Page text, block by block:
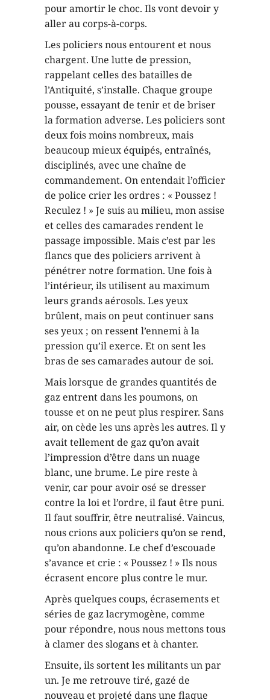
pour amortir le choc. Ils vont devoir y
aller au corps-à-corps.
Les policiers nous entourent et nous
chargent. Une lutte de pression,
rappelant celles des batailles de
l’Antiquité, s’installe. Chaque groupe
pousse, essayant de tenir et de briser
la formation adverse. Les policiers sont
deux fois moins nombreux, mais
beaucoup mieux équipés, entraînés,
disciplinés, avec une chaîne de
commandement. On entendait l’officier
de police crier les ordres : « Poussez !
Reculez ! » Je suis au milieu, mon assise
et celles des camarades rendent le
passage impossible. Mais c’est par les
flancs que des policiers arrivent à
pénétrer notre formation. Une fois à
l’intérieur, ils utilisent au maximum
leurs grands aérosols. Les yeux
brûlent, mais on peut continuer sans
ses yeux ; on ressent l’ennemi à la
pression qu’il exerce. Et on sent les
bras de ses camarades autour de soi.
Mais lorsque de grandes quantités de
gaz entrent dans les poumons, on
tousse et on ne peut plus respirer. Sans
air, on cède les uns après les autres. Il y
avait tellement de gaz qu’on avait
l’impression d’être dans un nuage
blanc, une brume. Le pire reste à
venir, car pour avoir osé se dresser
contre la loi et l’ordre, il faut être puni.
Il faut souffrir, être neutralisé. Vaincus,
nous crions aux policiers qu’on se rend,
qu’on abandonne. Le chef d’escouade
s’avance et crie : « Poussez ! » Ils nous
écrasent encore plus contre le mur.
Après quelques coups, écrasements et
séries de gaz lacrymogène, comme
pour répondre, nous nous mettons tous
à clamer des slogans et à chanter.
Ensuite, ils sortent les militants un par
un. Je me retrouve tiré, gazé de
nouveau et projeté dans une flaque